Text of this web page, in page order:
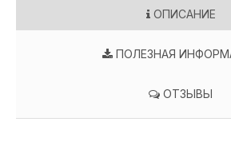
ОПИСАНИЕ
ПОЛЕЗНАЯ
ОТЗЫВЫ